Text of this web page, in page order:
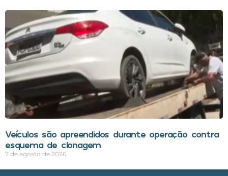
Veículos são apreendidos durante operação contra
esquema de clonagem
7 de agosto de 2026